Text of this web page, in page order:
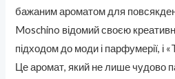
бажаним ароматом для
Moschino відомий своєю
підходом до моди і парфумерії, і
Це аромат, який не лише чудово